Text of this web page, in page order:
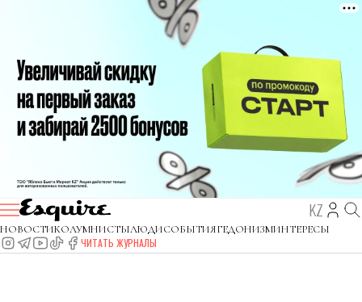
KZ
НОВОСТИКОЛУМНИСТЫЛЮДИСОБЫТИЯГЕДОНИЗМИНТЕРЕСЫ
ЧИТАТЬ ЖУРНАЛЫ